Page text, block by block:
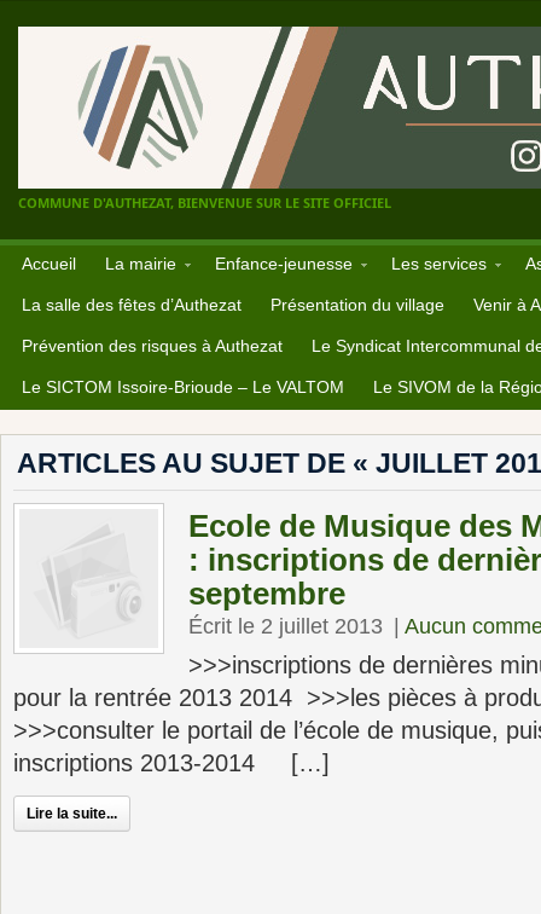
COMMUNE D'AUTHEZAT, BIENVENUE SUR LE SITE OFFICIEL
Accueil La mairie Enfance-jeunesse Les services
La salle des fêtes d’Authezat Présentation du village Venir à
Prévention des risques à Authezat Le Syndicat Intercommunal
Le SICTOM Issoire-Brioude – Le VALTOM Le SIVOM de la
ARTICLES AU SUJET DE « JUILLET
Ecole de Musique des
: inscriptions de
septembre
Écrit le 2 juillet 2013 Aucun
>>>inscriptions de dernières
pour la rentrée 2013 2014 >>>les pièces à
>>>consulter le portail de l’école de musique,
inscriptions 2013-2014 […]
Lire la suite...